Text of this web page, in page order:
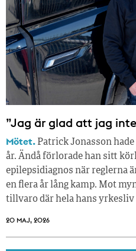
”Jag är glad att jag
Mötet. Patrick Jonasson
år. Ändå förlorade han sitt
epilepsidiagnos när reglerna
en flera år lång kamp. Mot
tillvaro där hela hans yrkesliv
20 MAJ, 2026